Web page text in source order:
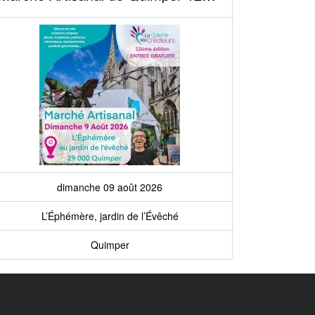
dimanche 09 août 2026
L’Éphémère, jardin de l’Évêché
Quimper